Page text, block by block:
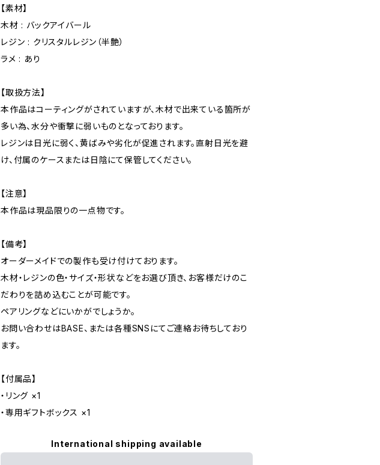
【素材】
木材 : バックアイバール
レジン : クリスタルレジン（半艶）
ラメ : あり
【取扱方法】
本作品はコーティングがされていますが、木材で出来ている箇所が
多い為、水分や衝撃に弱いものとなっております。
レジンは日光に弱く、黄ばみや劣化が促進されます。直射日光を避
け、付属のケースまたは日陰にて保管してください。
【注意】
本作品は現品限りの一点物です。
【備考】
オーダーメイドでの製作も受け付けております。
木材・レジンの色・サイズ・形状などをお選び頂き、お客様だけのこ
だわりを詰め込むことが可能です。
ペアリングなどにいかがでしょうか。
お問い合わせはBASE、または各種SNSにてご連絡お待ちしており
ます。
【付属品】
・リング ×1
・専用ギフトボックス ×1
International shipping available